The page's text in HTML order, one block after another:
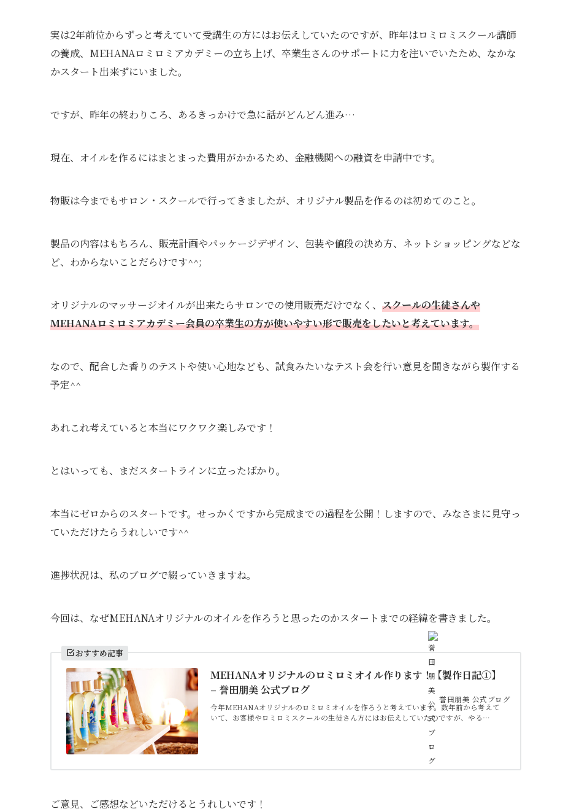
実は2年前位からずっと考えていて受講生の方にはお伝えしていたのですが、昨年はロミロミスクール講師
の養成、MEHANAロミロミアカデミーの立ち上げ、卒業生さんのサポートに力を注いでいたため、なかな
かスタート出来ずにいました。
ですが、昨年の終わりころ、あるきっかけで急に話がどんどん進み…
現在、オイルを作るにはまとまった費用がかかるため、金融機関への融資を申請中です。
物販は今までもサロン・スクールで行ってきましたが、オリジナル製品を作るのは初めてのこと。
製品の内容はもちろん、販売計画やパッケージデザイン、包装や値段の決め方、ネットショッピングなどな
ど、わからないことだらけです^^;
オリジナルのマッサージオイルが出来たらサロンでの使用販売だけでなく、 スクールの生徒さんや
MEHANAロミロミアカデミー会員の卒業生の方が使いやすい形で販売をしたいと考えています。
なので、配合した香りのテストや使い心地なども、試食みたいなテスト会を行い意見を聞きながら製作する
予定^^
あれこれ考えていると本当にワクワク楽しみです！
とはいっても、まだスタートラインに立ったばかり。
本当にゼロからのスタートです。せっかくですから完成までの過程を公開！しますので、みなさまに見守っ
ていただけたらうれしいです^^
進捗状況は、私のブログで綴っていきますね。
今回は、なぜMEHANAオリジナルのオイルを作ろうと思ったのかスタートまでの経緯を書きました。
おすすめ記事
MEHANAオリジナルのロミロミオイル作ります！【製作日記①】
– 誉田朋美 公式ブログ
今年MEHANAオリジナルのロミロミオイルを作ろうと考えています。数年前から考えて
いて、お客様やロミロミスクールの生徒さん方にはお伝えしていたのですが、やる…
誉田朋美 公式ブログ
ご意見、ご感想などいただけるとうれしいです！